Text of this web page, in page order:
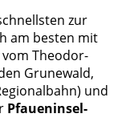
zur
am besten mit
Theodor-
Grunewald,
und
Pfaueninsel-